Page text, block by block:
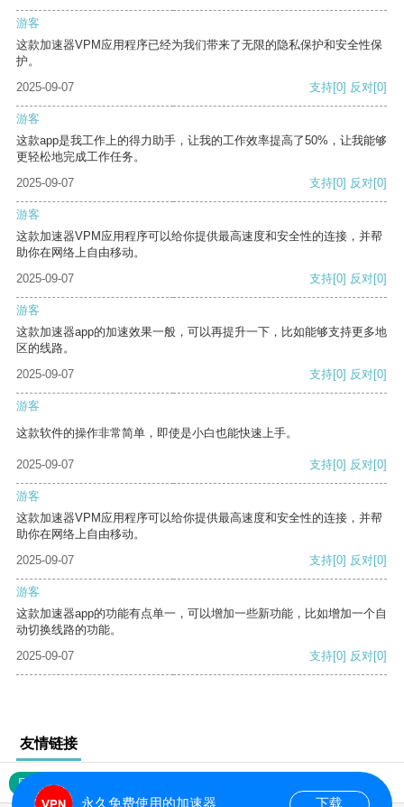
游客
这款加速器VPM应用程序已经为我们带来了无限的隐私保护和安全性保
护。
2025-09-07
支持[0] 反对[0]
游客
这款app是我工作上的得力助手，让我的工作效率提高了50%，让我能够
更轻松地完成工作任务。
2025-09-07
支持[0] 反对[0]
游客
这款加速器VPM应用程序可以给你提供最高速度和安全性的连接，并帮
助你在网络上自由移动。
2025-09-07
支持[0] 反对[0]
游客
这款加速器app的加速效果一般，可以再提升一下，比如能够支持更多地
区的线路。
2025-09-07
支持[0] 反对[0]
游客
这款软件的操作非常简单，即使是小白也能快速上手。
2025-09-07 支持[0] 反对[0]
游客
这款加速器VPM应用程序可以给你提供最高速度和安全性的连接，并帮
助你在网络上自由移动。
2025-09-07
支持[0] 反对[0]
游客
这款加速器app的功能有点单一，可以增加一些新功能，比如增加一个自
动切换线路的功能。
2025-09-07
支持[0] 反对[0]
友情链接
网站地图
永久免费使用的加速器 下载